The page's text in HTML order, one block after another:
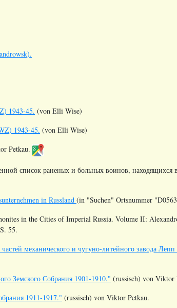
1943-45. (von Elli Wise)
1943-45. (von Elli Wise)
Petkau.
список раненых и больных воинов, находящихся
in Russland (in "Suchen" Ortsnummer "D0563
in the Cities of Imperial Russia. Volume II:
55.
механического и чугуно-литейного завода
Земского Собрания 1901-1910." (russisch) von Viktor
1911-1917." (russisch) von Viktor Petkau.